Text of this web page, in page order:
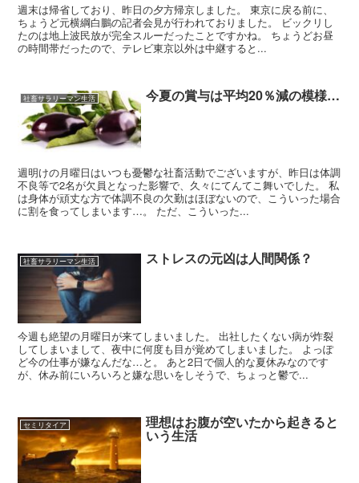
週末は帰省しており、昨日の夕方帰京しました。 東京に戻る前に、
ちょうど元横綱白鵬の記者会見が行われておりました。 ビックリし
たのは地上波民放が完全スルーだったことですかね。 ちょうどお昼
の時間帯だったので、テレビ東京以外は中継すると...
社畜サラリーマン生活 今夏の賞与は平均20％減の模様…
週明けの月曜日はいつも憂鬱な社畜活動でございますが、昨日は体調
不良等で2名が欠員となった影響で、久々にてんてこ舞いでした。 私
は身体が頑丈な方で体調不良の欠勤はほぼないので、こういった場合
に割を食ってしまいます…。 ただ、こういった...
社畜サラリーマン生活 ストレスの元凶は人間関係？
今週も絶望の月曜日が来てしまいました。 出社したくない病が炸裂
してしまいまして、夜中に何度も目が覚めてしまいました。 よっぽ
ど今の仕事が嫌なんだな…と。 あと2日で個人的な夏休みなのです
が、休み前にいろいろと嫌な思いをしそうで、ちょっと鬱で...
セミリタイア 理想はお腹が空いたから起きると
いう生活